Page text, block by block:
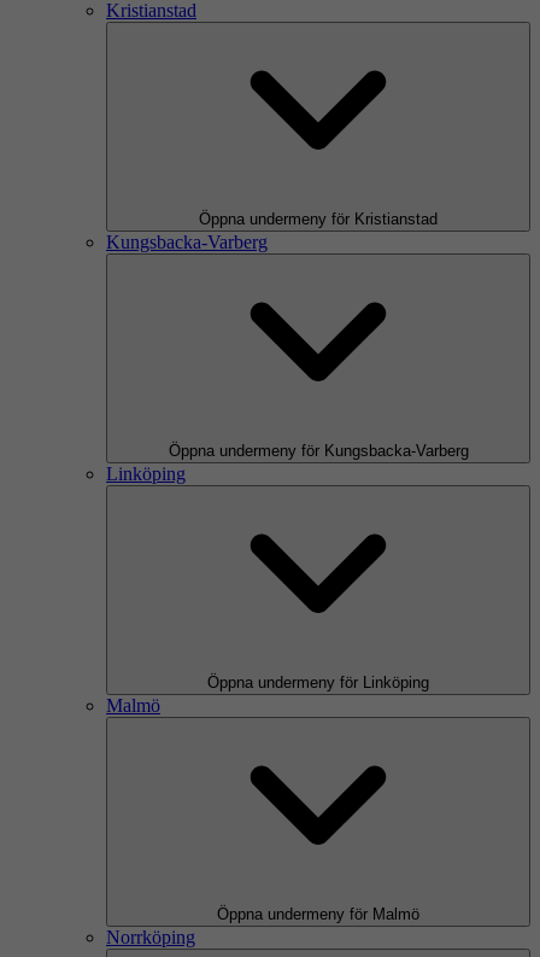
Kristianstad
Öppna undermeny för Kristianstad
Kungsbacka-Varberg
Öppna undermeny för Kungsbacka-Varberg
Linköping
Öppna undermeny för Linköping
Malmö
Öppna undermeny för Malmö
Norrköping